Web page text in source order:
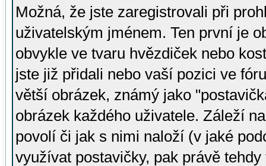
Možná, že jste zaregistrovali při
uživatelským jménem. Ten první je
obvykle ve tvaru hvězdiček nebo
jste již přidali nebo vaší pozici ve
větší obrázek, známý jako
obrázek každého uživatele. Záleží
povolí či jak s nimi naloží (v jaké
využívat postavičky, pak právě